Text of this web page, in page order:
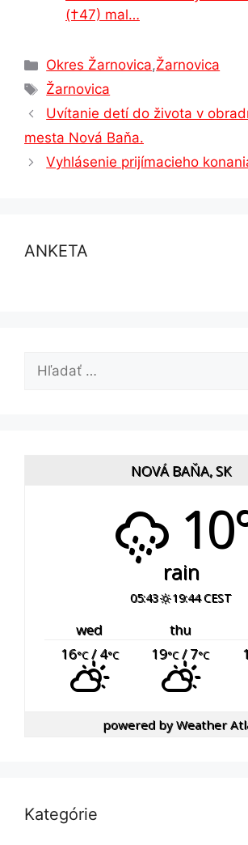
(†47) mal…
Kategórie
Okres Žarnovica,Žarnovica
Značky
Žarnovica
Uvítanie detí do života v
mesta Nová Baňa.
Vyhlásenie prijímacieho
ANKETA
Hľadať:
NOVÁ BAŇA, SK
rain
05:43 19:44 CEST
wed thu
16°C/ 4°C 19°C/ 7°C
powered byWeather
Kategórie